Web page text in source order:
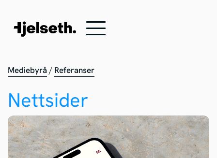
Mediebyrå / Referanser
Nettsider